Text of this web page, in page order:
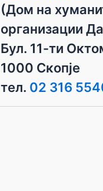
(Дом на
организации
Бул. 11-ти
1000 Скопје
тел. 02 316